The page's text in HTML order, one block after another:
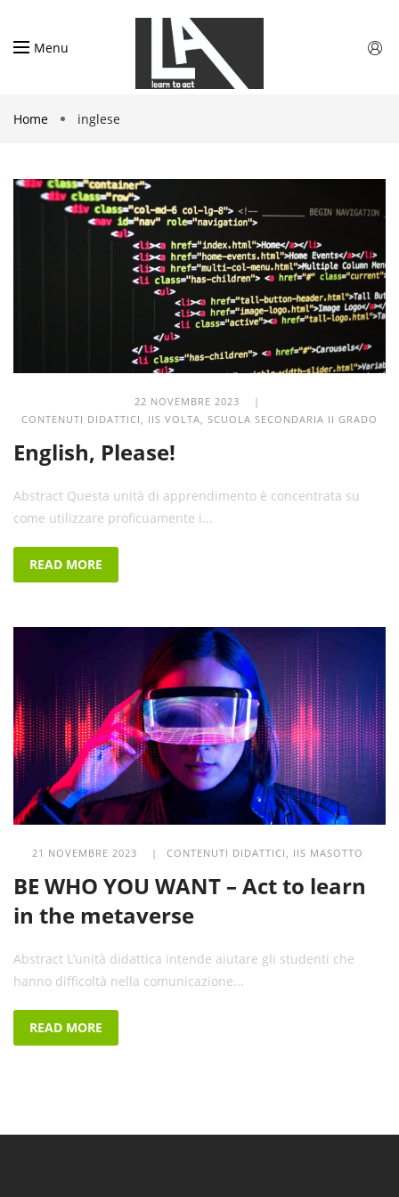
Menu
Home inglese
22 NOVEMBRE 2023 |
CONTENUTI DIDATTICI , IIS VOLTA, SCUOLA SECONDARIA II GRADO
English, Please!
Abstract Questa unità di apprendimento è concentrata su
come utilizzare proficuamente i...
READ MORE
21 NOVEMBRE 2023 | CONTENUTI DIDATTICI , IIS MASOTTO
BE WHO YOU WANT – Act to learn
in the metaverse
Abstract L’unità didattica intende aiutare gli studenti che
hanno difficoltà nella comunicazione...
READ MORE